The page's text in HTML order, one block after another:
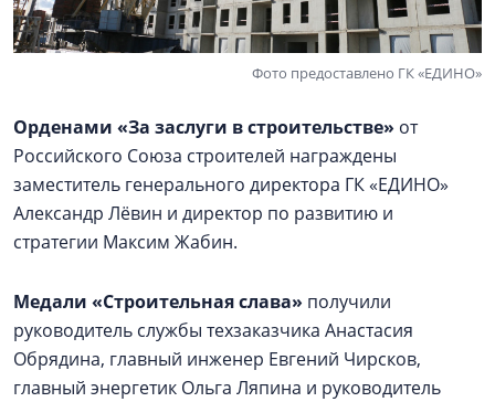
Фото предоставлено ГК «ЕДИНО»
Орденами «За заслуги в строительстве» от
Российского Союза строителей награждены
заместитель генерального директора ГК «ЕДИНО»
Александр Лёвин и директор по развитию и
стратегии Максим Жабин.
Медали «Строительная слава» получили
руководитель службы техзаказчика Анастасия
Обрядина, главный инженер Евгений Чирсков,
главный энергетик Ольга Ляпина и руководитель